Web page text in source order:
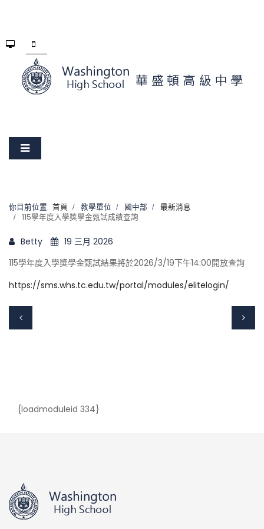
你目前位置: 首頁 教學單位 國中部
最新消息
115學年度入學獎學金甄試成績查詢
Betty
19 三月 2026
115學年度入學獎學金甄試結果將於2026/3/19下午14:00開放查詢
https://sms.whs.tc.edu.tw/portal/modules/elitelogin/
{loadmoduleid 334}